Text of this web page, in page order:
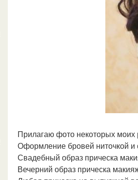
Прилагаю фото некоторых моих
Оформление бровей ниточкой и
Свадебный образ прическа
Вечерний образ прическа